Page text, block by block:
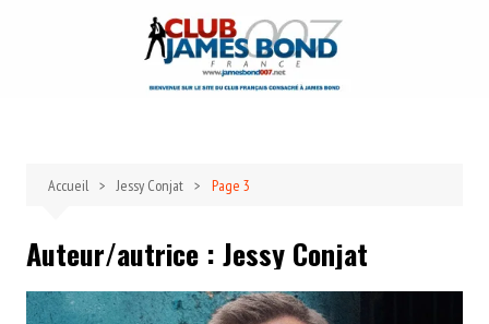
Accueil Jessy Conjat Page 3
Auteur/autrice : Jessy Conjat